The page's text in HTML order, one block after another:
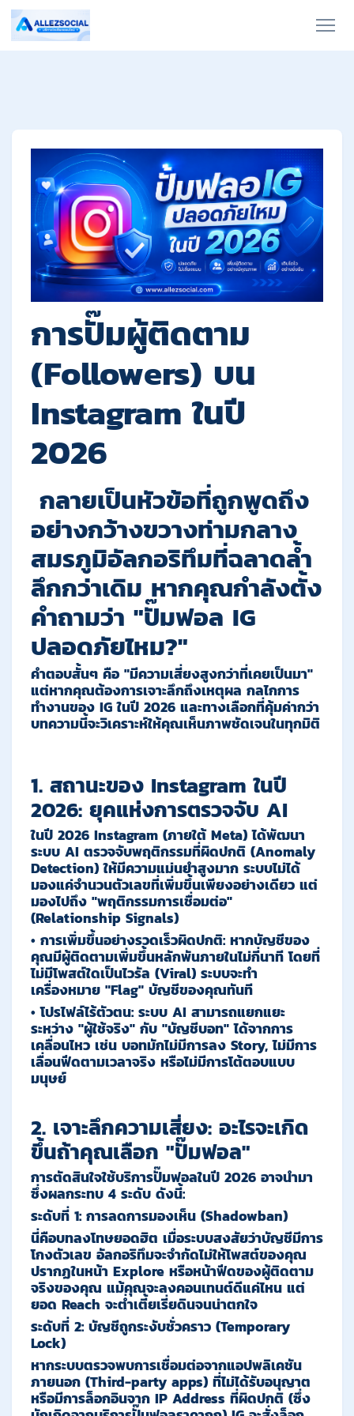
การปั๊มผู้ติดตาม
(Followers) บน
Instagram ในปี
2026
กลายเป็นหัวข้อที่ถูกพูดถึง
อย่างกว้างขวางท่ามกลาง
สมรภูมิอัลกอริทึมที่ฉลาดล้ำ
ลึกกว่าเดิม หากคุณกำลังตั้ง
คำถามว่า "ปั๊มฟอล IG
ปลอดภัยไหม?"
คำตอบสั้นๆ คือ "มีความเสี่ยงสูงกว่าที่เคยเป็นมา"
แต่หากคุณต้องการเจาะลึกถึงเหตุผล กลไกการ
ทำงานของ IG ในปี 2026 และทางเลือกที่คุ้มค่ากว่า
บทความนี้จะวิเคราะห์ให้คุณเห็นภาพชัดเจนในทุกมิติ
1. สถานะของ Instagram ในปี
2026: ยุคแห่งการตรวจจับ AI
ในปี 2026 Instagram (ภายใต้ Meta) ได้พัฒนา
ระบบ AI ตรวจจับพฤติกรรมที่ผิดปกติ (Anomaly
Detection) ให้มีความแม่นยำสูงมาก ระบบไม่ได้
มองแค่จำนวนตัวเลขที่เพิ่มขึ้นเพียงอย่างเดียว แต่
มองไปถึง "พฤติกรรมการเชื่อมต่อ"
(Relationship Signals)
• การเพิ่มขึ้นอย่างรวดเร็วผิดปกติ: หากบัญชีของ
คุณมีผู้ติดตามเพิ่มขึ้นหลักพันภายในไม่กี่นาที โดยที่
ไม่มีโพสต์ใดเป็นไวรัล (Viral) ระบบจะทำ
เครื่องหมาย "Flag" บัญชีของคุณทันที
•โปรไฟล์ไร้ตัวตน: ระบบ AI สามารถแยกแยะ
ระหว่าง "ผู้ใช้จริง" กับ "บัญชีบอท" ได้จากการ
เคลื่อนไหว เช่น บอทมักไม่มีการลง Story, ไม่มีการ
เลื่อนฟีดตามเวลาจริง หรือไม่มีการโต้ตอบแบบ
มนุษย์
2. เจาะลึกความเสี่ยง: อะไรจะเกิด
ขึ้นถ้าคุณเลือก "ปั๊มฟอล"
การตัดสินใจใช้บริการปั๊มฟอลในปี 2026 อาจนำมา
ซึ่งผลกระทบ 4 ระดับ ดังนี้:
ระดับที่ 1: การลดการมองเห็น (Shadowban)
นี่คือบทลงโทษยอดฮิต เมื่อระบบสงสัยว่าบัญชีมีการ
โกงตัวเลข อัลกอริทึมจะจำกัดไม่ให้โพสต์ของคุณ
ปรากฏในหน้า Explore หรือหน้าฟีดของผู้ติดตาม
จริงของคุณ แม้คุณจะลงคอนเทนต์ดีแค่ไหน แต่
ยอด Reach จะต่ำเตี้ยเรี่ยดินจนน่าตกใจ
ระดับที่ 2: บัญชีถูกระงับชั่วคราว (Temporary
Lock)
หากระบบตรวจพบการเชื่อมต่อจากแอปพลิเคชัน
ภายนอก (Third-party apps) ที่ไม่ได้รับอนุญาต
หรือมีการล็อกอินจาก IP Address ที่ผิดปกติ (ซึ่ง